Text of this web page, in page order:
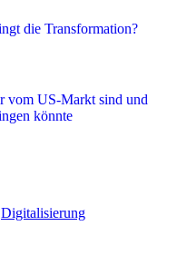
Digitalisierung